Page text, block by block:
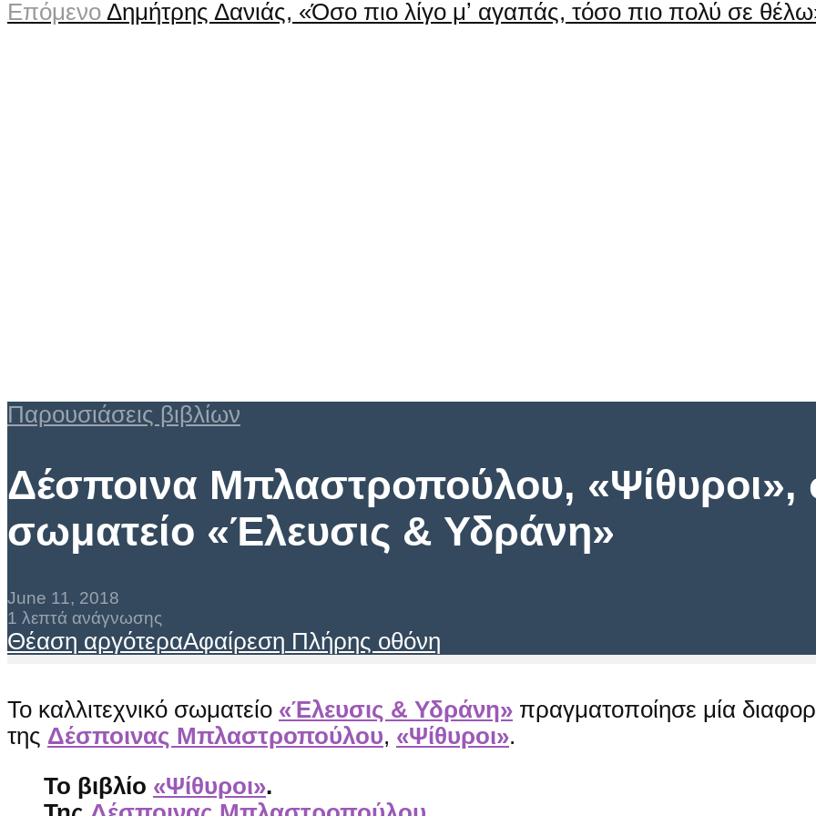
Επόμενο Δημήτρης Δανιάς, «Όσο πιο λίγο μʼ αγαπάς, τόσο πιο πολύ σε
Παρουσιάσεις βιβλίων
Δέσποινα Μπλαστροπούλου, «Ψίθυροι»,
σωματείο «Έλευσις & Υδράνη»
June 11, 2018
1 λεπτά ανάγνωσης
Θέαση αργότεραΑφαίρεση Πλήρης οθόνη
Το καλλιτεχνικό σωματείο «Έλευσις & Υδράνη» πραγματοποίησε μία
της Δέσποινας Μπλαστροπούλου, «Ψίθυροι».
Το βιβλίο «Ψίθυροι».